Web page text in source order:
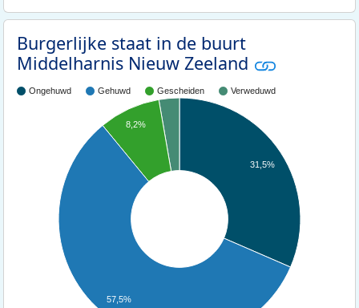
Burgerlijke staat in de buurt
Middelharnis Nieuw Zeeland
Ongehuwd Gehuwd Gescheiden Verweduwd
31,5%
8,2%
57,5%